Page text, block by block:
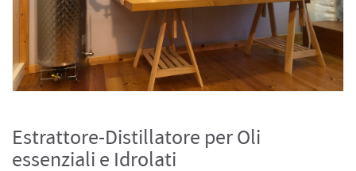
Estrattore-Distillatore per Oli
essenziali e Idrolati